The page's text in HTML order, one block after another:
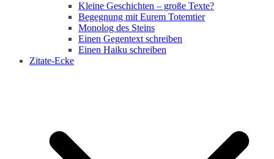
Kleine Geschichten – große Texte?
Begegnung mit Eurem Totemtier
Monolog des Steins
Einen Gegentext schreiben
Einen Haiku schreiben
Zitate-Ecke